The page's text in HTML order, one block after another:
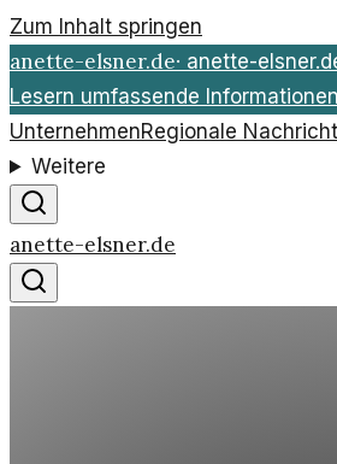
Zum Inhalt springen
anette-elsner.de· anette-
Lesern umfassende
UnternehmenRegionale
Weitere
anette-elsner.de